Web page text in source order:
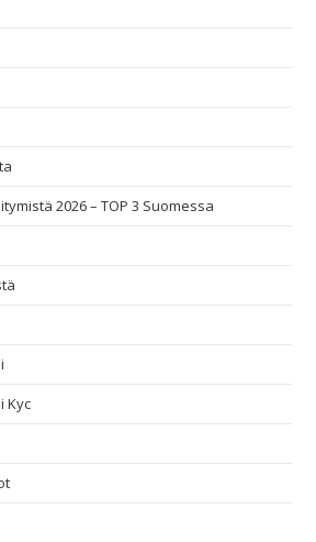
2026 – TOP 3 Suomessa
Kyc